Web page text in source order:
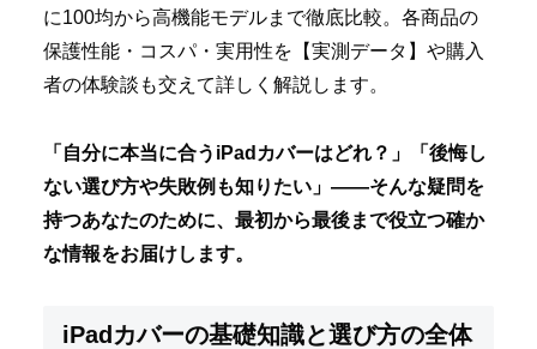
に100均から高機能モデルまで徹底比較。各商品の
保護性能・コスパ・実用性を【実測データ】や購入
者の体験談も交えて詳しく解説します。
「自分に本当に合うiPadカバーはどれ？」「後悔し
ない選び方や失敗例も知りたい」——そんな疑問を
持つあなたのために、最初から最後まで役立つ確か
な情報をお届けします。
iPadカバーの基礎知識と選び方の全体